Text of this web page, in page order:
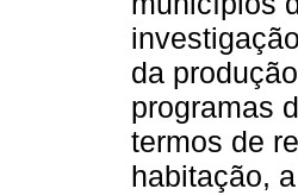
da
programas
termos de
habitação,